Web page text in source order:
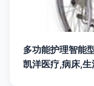
多功能护理智能
凯洋医疗,病床,